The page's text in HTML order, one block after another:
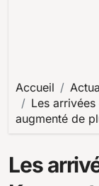
Accueil
Les
augmenté de
Les